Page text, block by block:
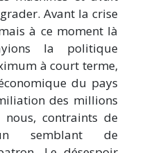
Avant la crise
à ce moment là
la politique
à court terme,
du pays
des millions
contraints de
semblant de